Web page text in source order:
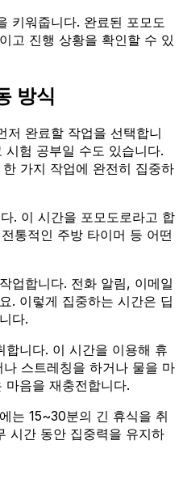
키워줍니다. 완료된 포모도
고 진행 상황을 확인할 수 있
방식
저 완료할 작업을 선택합니
험 공부일 수도 있습니다.
가지 작업에 완전히 집중하
. 이 시간을 포모도로라고 합
통적인 주방 타이머 등 어떤
업합니다. 전화 알림, 이메일
. 이렇게 집중하는 시간은 딥
다.
니다. 이 시간을 이용해 휴
스트레칭을 하거나 물을 마
음을 재충전합니다.
는 15~30분의 긴 휴식을 취
시간 동안 집중력을 유지하